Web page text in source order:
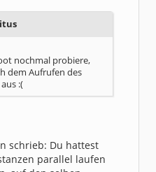
nochmal probiere,
dem Aufrufen des
:(
schrieb: Du hattest
parallel laufen